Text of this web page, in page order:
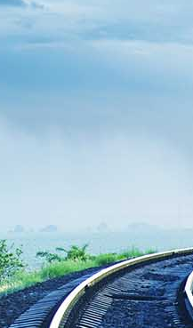
IMG_20210208_111816